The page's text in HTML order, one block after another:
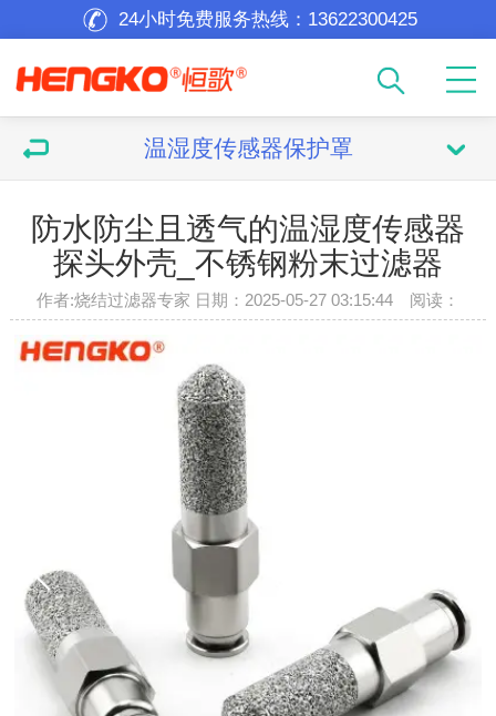
24小时免费服务热线： 13622300425
温湿度传感器保护罩
防水防尘且透气的温湿度传感器
探头外壳_不锈钢粉末过滤器
作者:烧结过滤器专家 日期：2025-05-27 03:15:44 阅读：